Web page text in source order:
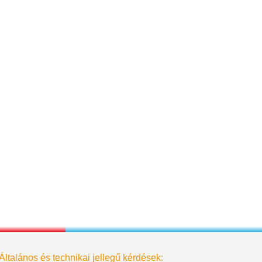
és technikai jellegű kérdések: